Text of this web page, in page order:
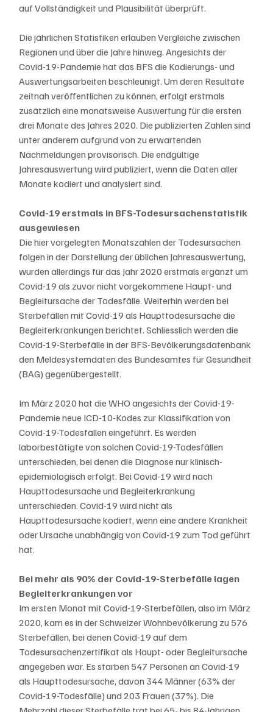
auf Vollständigkeit und Plausibilität überprüft.
Die jährlichen Statistiken erlauben Vergleiche zwischen
Regionen und über die Jahre hinweg. Angesichts der
Covid-19-Pandemie hat das BFS die Kodierungs- und
Auswertungsarbeiten beschleunigt. Um deren Resultate
zeitnah veröffentlichen zu können, erfolgt erstmals
zusätzlich eine monatsweise Auswertung für die ersten
drei Monate des Jahres 2020. Die publizierten Zahlen sind
unter anderem aufgrund von zu erwartenden
Nachmeldungen provisorisch. Die endgültige
Jahresauswertung wird publiziert, wenn die Daten aller
Monate kodiert und analysiert sind.
Covid-19 erstmals in BFS-Todesursachenstatistik
ausgewiesen
Die hier vorgelegten Monatszahlen der Todesursachen
folgen in der Darstellung der üblichen Jahresauswertung,
wurden allerdings für das Jahr 2020 erstmals ergänzt um
Covid-19 als zuvor nicht vorgekommene Haupt- und
Begleitursache der Todesfälle. Weiterhin werden bei
Sterbefällen mit Covid-19 als Haupttodesursache die
Begleiterkrankungen berichtet. Schliesslich werden die
Covid-19-Sterbefälle in der BFS-Bevölkerungsdatenbank
den Meldesystemdaten des Bundesamtes für Gesundheit
(BAG) gegenübergestellt.
Im März 2020 hat die WHO angesichts der Covid-19-
Pandemie neue ICD-10-Kodes zur Klassifikation von
Covid-19-Todesfällen eingeführt. Es werden
laborbestätigte von solchen Covid-19-Todesfällen
unterschieden, bei denen die Diagnose nur klinisch-
epidemiologisch erfolgt. Bei Covid-19 wird nach
Haupttodesursache und Begleiterkrankung
unterschieden. Covid-19 wird nicht als
Haupttodesursache kodiert, wenn eine andere Krankheit
oder Ursache unabhängig von Covid-19 zum Tod geführt
hat.
Bei mehr als 90% der Covid-19-Sterbefälle lagen
Begleiterkrankungen vor
Im ersten Monat mit Covid-19-Sterbefällen, also im März
2020, kam es in der Schweizer Wohnbevölkerung zu 576
Sterbefällen, bei denen Covid-19 auf dem
Todesursachenzertifikat als Haupt- oder Begleitursache
angegeben war. Es starben 547 Personen an Covid-19
als Haupttodesursache, davon 344 Männer (63% der
Covid-19-Todesfälle) und 203 Frauen (37%). Die